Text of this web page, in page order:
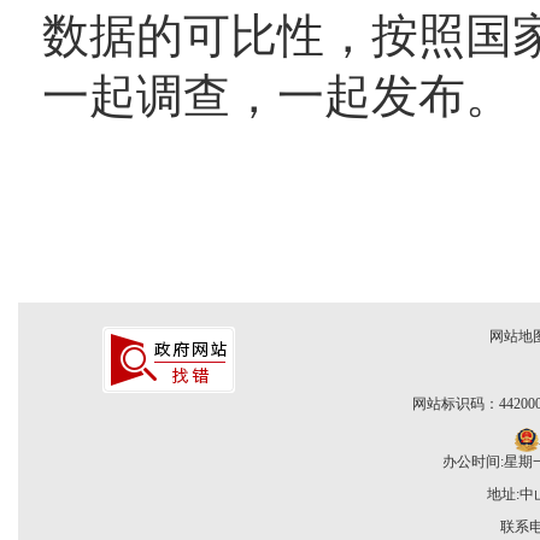
数据的可比性，按照
一起调查，一起发布。
网站地
网站标识码：
办公时间:星期
地址:中
联系